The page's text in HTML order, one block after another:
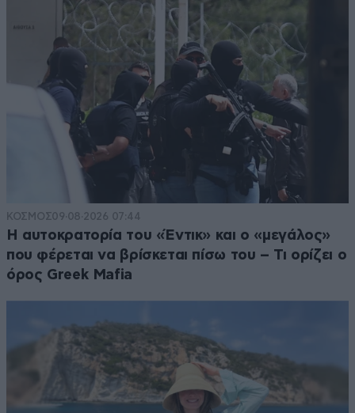
ΚΟΣΜΟΣ09·08·2026 07:44
Η αυτοκρατορία του «Έντικ» και ο «μεγάλος»
που φέρεται να βρίσκεται πίσω του – Τι ορίζει ο
όρος Greek Mafia